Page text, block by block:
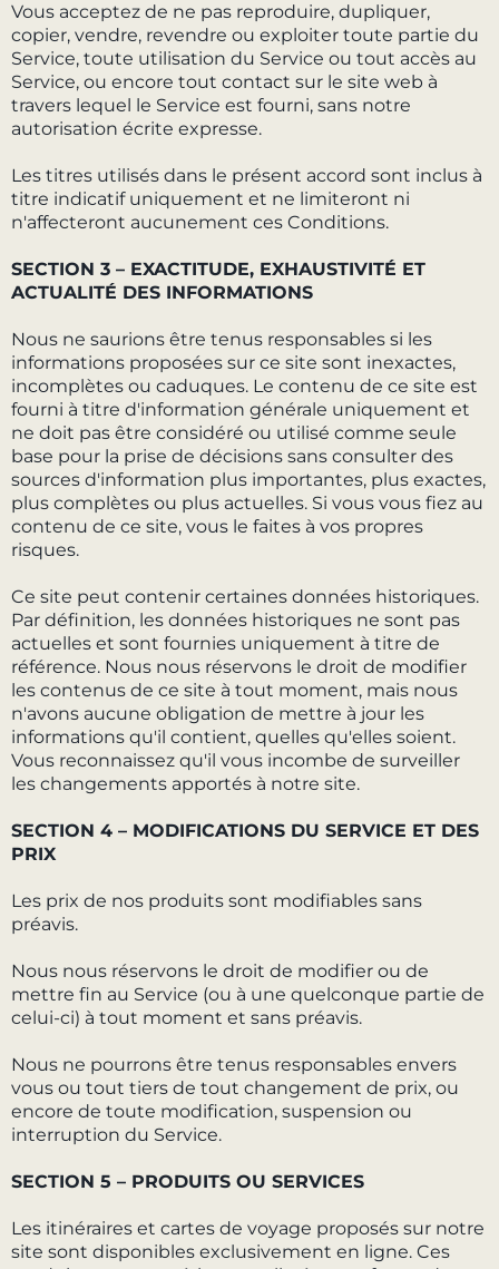
Vous acceptez de ne pas reproduire, dupliquer,
copier, vendre, revendre ou exploiter toute partie du
Service, toute utilisation du Service ou tout accès au
Service, ou encore tout contact sur le site web à
travers lequel le Service est fourni, sans notre
autorisation écrite expresse.
Les titres utilisés dans le présent accord sont inclus à
titre indicatif uniquement et ne limiteront ni
n'affecteront aucunement ces Conditions.
SECTION 3 – EXACTITUDE, EXHAUSTIVITÉ ET
ACTUALITÉ DES INFORMATIONS
Nous ne saurions être tenus responsables si les
informations proposées sur ce site sont inexactes,
incomplètes ou caduques. Le contenu de ce site est
fourni à titre d'information générale uniquement et
ne doit pas être considéré ou utilisé comme seule
base pour la prise de décisions sans consulter des
sources d'information plus importantes, plus exactes,
plus complètes ou plus actuelles. Si vous vous fiez au
contenu de ce site, vous le faites à vos propres
risques.
Ce site peut contenir certaines données historiques.
Par définition, les données historiques ne sont pas
actuelles et sont fournies uniquement à titre de
référence. Nous nous réservons le droit de modifier
les contenus de ce site à tout moment, mais nous
n'avons aucune obligation de mettre à jour les
informations qu'il contient, quelles qu'elles soient.
Vous reconnaissez qu'il vous incombe de surveiller
les changements apportés à notre site.
SECTION 4 – MODIFICATIONS DU SERVICE ET DES
PRIX
Les prix de nos produits sont modifiables sans
préavis.
Nous nous réservons le droit de modifier ou de
mettre fin au Service (ou à une quelconque partie de
celui-ci) à tout moment et sans préavis.
Nous ne pourrons être tenus responsables envers
vous ou tout tiers de tout changement de prix, ou
encore de toute modification, suspension ou
interruption du Service.
SECTION 5 – PRODUITS OU SERVICES
Les itinéraires et cartes de voyage proposés sur notre
site sont disponibles exclusivement en ligne. Ces